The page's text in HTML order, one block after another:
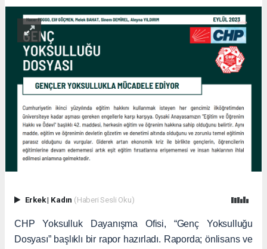
Erkek| Kadın (Haberi Sesli Oku)
CHP Yoksulluk Dayanışma Ofisi, “Genç Yoksulluğu
Dosyası” başlıklı bir rapor hazırladı. Raporda; önlisans ve